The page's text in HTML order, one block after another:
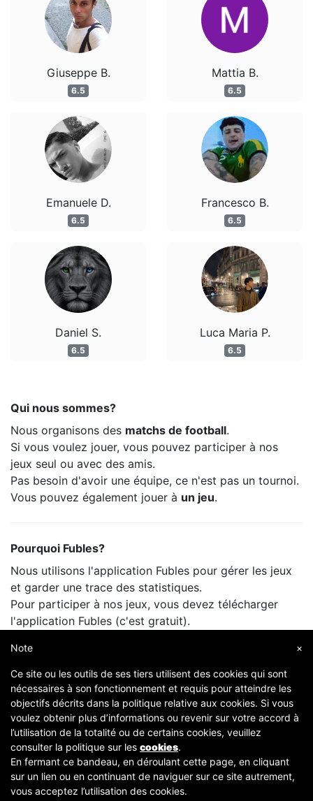
Giuseppe B.
6.5
Emanuele D.
6.5
Daniel S.
6.5
Mattia B.
6.5
Francesco B.
6.5
Luca Maria P.
6.5
Qui nous sommes?
Nous organisons des matchs de football.
Si vous voulez jouer, vous pouvez participer à nos
jeux seul ou avec des amis.
Pas besoin d'avoir une équipe, ce n'est pas un tournoi.
Vous pouvez également jouer à un jeu.
Pourquoi Fubles?
Nous utilisons l'application Fubles pour gérer les jeux
et garder une trace des statistiques.
Pour participer à nos jeux, vous devez télécharger
l'application Fubles (c'est gratuit).
vous jouez avec vos amis.
Copyright © 2007-2026 Fubles Srl, Via Disciplini 18, 20123 Milano - CF/P.IVA 06769730968 - Capitale
sociale €63.675,52 i.v. - Camera di commercio di Milano
×
Note
Ce site ou les outils de ses tiers utilisent des cookies qui sont
nécessaires à son fonctionnement et requis pour atteindre les
objectifs décrits dans la politique relative aux cookies. Si vous
voulez obtenir plus d’informations ou revenir sur votre accord à
l’utilisation de la totalité ou de certains cookies, veuillez
consulter la politique sur les cookies.
En fermant ce bandeau, en déroulant cette page, en cliquant
sur un lien ou en continuant de naviguer sur ce site autrement,
vous acceptez l’utilisation des cookies.